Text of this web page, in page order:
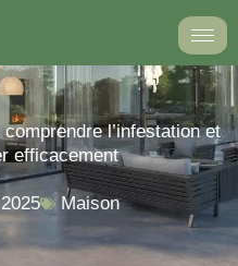
l’infestation et
efficacement
Maison